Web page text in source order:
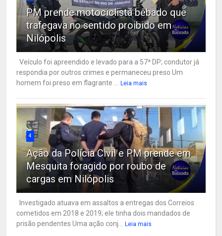
PM prende motociclista bêbado que
trafegava no sentido proibido em
Nilópolis
Veículo foi apreendido e levado para a 57ª DP; condutor já
respondia por outros crimes e permaneceu preso Um
homem foi preso em flagrante ... Leia mais
4
Ação da Polícia Civil e PM prende em
Mesquita foragido por roubo de
cargas em Nilópolis
Investigado atuava em assaltos a entregas dos Correios
cometidos em 2018 e 2019; ele tinha dois mandados de
prisão pendentes Uma ação conj... Leia mais